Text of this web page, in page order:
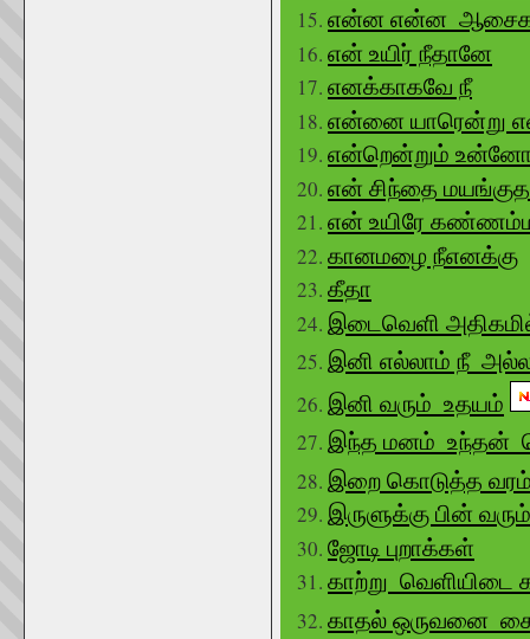
என்ன என்ன
என் உயிர் நீதானே
எனக்காகவே நீ
என்னை யாரென்று
என்றென்றும்
என் சிந்தை
என் உயிரே
கானமழை நீஎனக்கு
கீதா
இடைவெளி
இனி எல்லாம் நீ
இனி வரும் உதயம்
இந்த மனம் உந்தன்
இறை கொடுத்த
இருளுக்கு பின்
ஜோடி புறாக்கள்
காற்று
காதல் ஒருவனை